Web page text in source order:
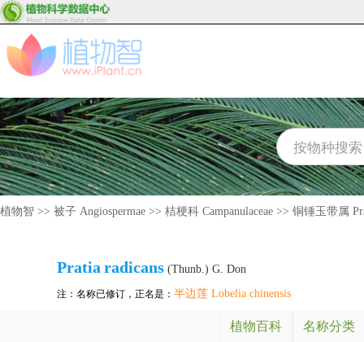
植物智 >> 被子 Angiospermae >> 桔梗科 Campanulaceae >> 铜锤玉带属
Pratia radicans (Thunb.) G. Don
注：名称已修订，正名是： 半边莲 Lobelia chinensis
植物百科 名称分类